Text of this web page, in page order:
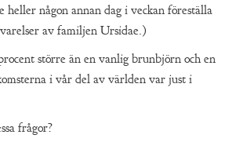
heller någon annan dag i veckan föreställa
av familjen Ursidae.)
större än en vanlig brunbjörn och en
i vår del av världen var just i
frågor?